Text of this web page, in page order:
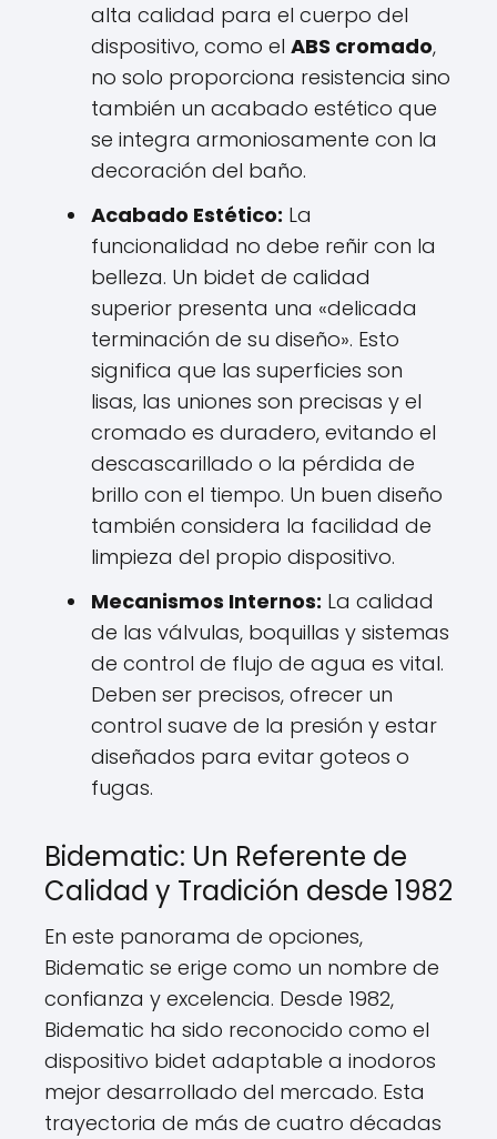
alta calidad para el cuerpo del
dispositivo, como el ABS cromado,
no solo proporciona resistencia sino
también un acabado estético que
se integra armoniosamente con la
decoración del baño.
Acabado Estético: La
funcionalidad no debe reñir con la
belleza. Un bidet de calidad
superior presenta una «delicada
terminación de su diseño». Esto
significa que las superficies son
lisas, las uniones son precisas y el
cromado es duradero, evitando el
descascarillado o la pérdida de
brillo con el tiempo. Un buen diseño
también considera la facilidad de
limpieza del propio dispositivo.
Mecanismos Internos: La calidad
de las válvulas, boquillas y sistemas
de control de flujo de agua es vital.
Deben ser precisos, ofrecer un
control suave de la presión y estar
diseñados para evitar goteos o
fugas.
Bidematic: Un Referente de
Calidad y Tradición desde 1982
En este panorama de opciones,
Bidematic se erige como un nombre de
confianza y excelencia. Desde 1982,
Bidematic ha sido reconocido como el
dispositivo bidet adaptable a inodoros
mejor desarrollado del mercado. Esta
trayectoria de más de cuatro décadas